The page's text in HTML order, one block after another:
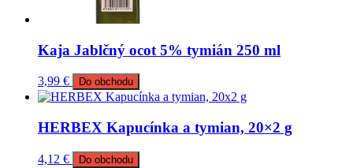
Kaja Jablčný ocot 5% tymián 250 ml
3,99 € Do obchodu
HERBEX Kapucínka a tymian, 20×2 g
4,12 € Do obchodu